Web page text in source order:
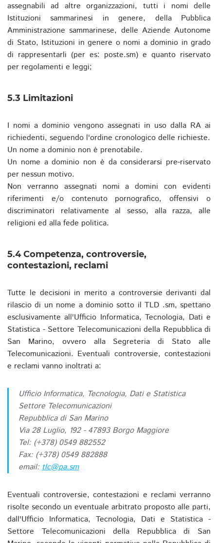
assegnabili ad altre organizzazioni, tutti i nomi delle
Istituzioni sammarinesi in genere, della Pubblica
Amministrazione sammarinese, delle Aziende Autonome
di Stato, Istituzioni in genere o nomi a dominio in grado
di rappresentarli (per es: poste.sm) e quanto riservato
per regolamenti e leggi;
5.3 Limitazioni
I nomi a dominio vengono assegnati in uso dalla RA ai
richiedenti, seguendo l'ordine cronologico delle richieste.
Un nome a dominio non è prenotabile.
Un nome a dominio non è da considerarsi pre-riservato
per nessun motivo.
Non verranno assegnati nomi a domini con evidenti
riferimenti e/o contenuto pornografico, offensivi o
discriminatori relativamente al sesso, alla razza, alle
religioni ed alla fede politica.
5.4 Competenza, controversie,
contestazioni, reclami
Tutte le decisioni in merito a controversie derivanti dal
rilascio di un nome a dominio sotto il TLD .sm, spettano
esclusivamente all'Ufficio Informatica, Tecnologia, Dati e
Statistica - Settore Telecomunicazioni della Repubblica di
San Marino, ovvero alla Segreteria di Stato alle
Telecomunicazioni. Eventuali controversie, contestazioni
e reclami vanno inoltrati a:
Ufficio Informatica, Tecnologia, Dati e Statistica
Settore Telecomunicazioni
Repubblica di San Marino
Via 28 Luglio, 192 - 47893 Borgo Maggiore
Tel: (+378) 0549 882552
Fax: (+378) 0549 882888
email: tlc@pa.sm
Eventuali controversie, contestazioni e reclami verranno
risolte secondo un eventuale arbitrato proposto alle parti,
dall'Ufficio Informatica, Tecnologia, Dati e Statistica -
Settore Telecomunicazioni della Repubblica di San